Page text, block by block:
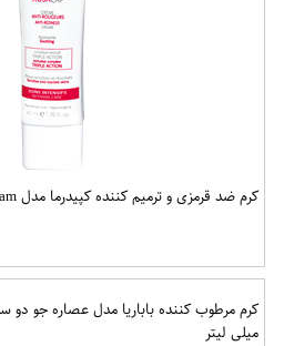
کرم ضد قرمزی و ترمیم کننده کپیدرما مدل Rosacap Cream حجم 40 میلی لیتر
میلی لیتر